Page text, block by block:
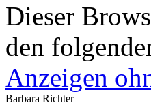
Dieser
den
Anzeigen
Barbara Richter